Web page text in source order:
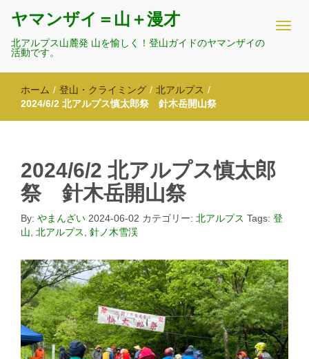
ヤマンザイ＝山＋漫才
北アルプス山麓発 山を愉しく！登山ガイドのヤマンザイの
活動です。
ホーム / 登山・クライミング / 北アルプス /
2024/6/2 北アルプス慎太郎祭 針木岳開山祭
2024/6/2 北アルプス慎太郎
祭 針木岳開山祭
By: やまんざい 2024-06-02 カテゴリー: 北アルプス Tags: 登
山 北アルプス 針ノ木雪渓